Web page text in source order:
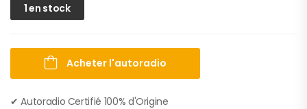
1 en stock
Acheter l'autoradio
✔ Autoradio Certifié 100% d'Origine